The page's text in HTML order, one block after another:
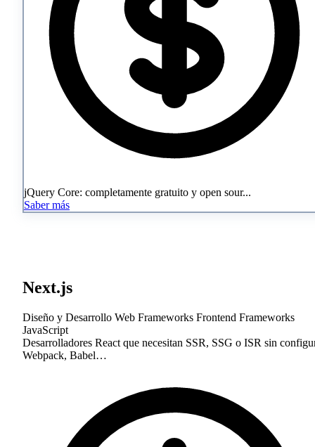
jQuery Core: completamente gratuito y open sour...
Saber más
Next.js
Diseño y Desarrollo Web Frameworks Frontend Frameworks
JavaScript
Desarrolladores React que necesitan SSR, SSG o ISR sin
Webpack, Babel…